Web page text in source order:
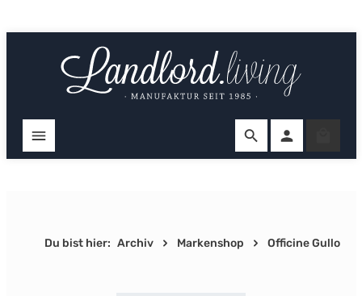
Du bist hier: Archiv Markenshop Officine Gullo